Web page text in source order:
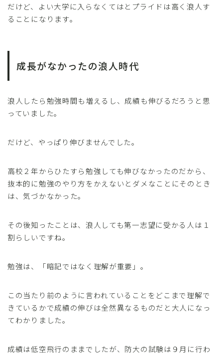
だけど、よい大学に入らなくてはとプライドは高く浪人す
ることになります。
成長がなかったの浪人時代
浪人したら勉強時間も増えるし、成績も伸びるだろうと思
っていました。
だけど、やっぱり伸びませんでした。
高校２年からひたすら勉強しても伸びなかったのだから、
抜本的に勉強のやり方をかえないとダメなことにそのとき
は、気づかなかった。
その後知ったことは、浪人しても第一志望に受かる人は１
割らしいですね。
勉強は、「暗記ではなく理解が重要」。
この当たり前のように言われていることをどこまで理解で
きているかで成績の伸びは全然異なるものだと大人になっ
てわかりました。
成績は低空飛行のままでしたが、防大の試験は９月に行わ